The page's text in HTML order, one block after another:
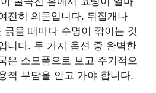
전히 의문입니다. 뒤집개나
긁을 때마다 수명이 깎이는 것
니다. 두 가지 옵션 중 완벽한
은 소모품으로 보고 주기적으
적 부담을 안고 가야 합니다.